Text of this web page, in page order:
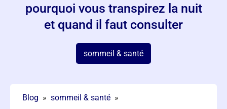
pourquoi vous transpirez la nuit
et quand il faut consulter
sommeil & santé
Blog » sommeil & santé »